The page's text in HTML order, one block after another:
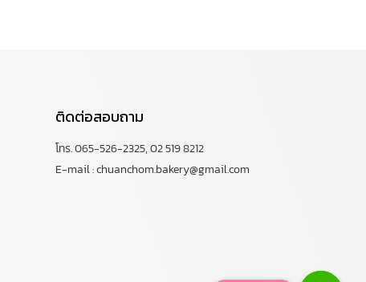
ติดต่อสอบถาม
โทร. 065-526-2325, 02 519 8212
E-mail : chuanchom.bakery@gmail.com